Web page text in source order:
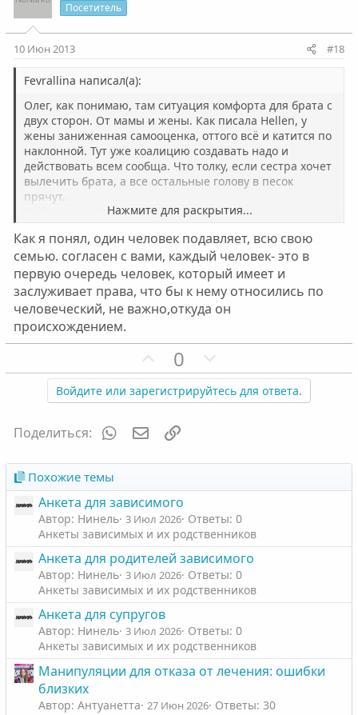
т
ы
й
г
о
л
с
т
ы
й
г
о
л
с
Посетитель
10 Июн 2013 #18
Fevrallina написал(а):
Олег, как понимаю, там ситуация комфорта для брата с
двух сторон. От мамы и жены. Как писала Hellen, у
жены заниженная самооценка, оттого всё и катится по
наклонной. Тут уже коалицию создавать надо и
действовать всем сообща. Что толку, если сестра хочет
вылечить брата, а все остальные голову в песок
прячут.
Hellen, жене брата самой нужна психологическая
пресловутую самооценку. Какая разница из какого
города она приехала, она здесь живёт, работает,
официально замужем, у неё все права. Что она вообще
думает о сыне своём трёхлетнем? Что малыш видит?
Пьяного деда и обдолбанного отца?
Нажмите для раскрытия...
Как я понял, один человек подавляет, всю свою
семью. согласен с вами, каждый человек- это в
первую очередь человек, который имеет и
заслуживает права, что бы к нему относились по
человеческий, не важно,откуда он
происхождением.
П
о
з
т
в
н
ы
й
г
о
л
о
с
0
е
г
в
н
ы
й
г
о
л
с
Войдите или зарегистрируйтесь для ответа.
Поделиться: WhatsAppЭлектронная почта
Похожие темы
Анкета для зависимого
Автор: Нинель 3 Июл 2026 Ответы: 0
Анкеты зависимых и их родственников
Анкета для родителей зависимого
Автор: Нинель 3 Июл 2026 Ответы: 0
Анкеты зависимых и их родственников
Анкета для супругов
Автор: Нинель 3 Июл 2026 Ответы: 0
Анкеты зависимых и их родственников
Манипуляции для отказа от лечения: ошибки
близких
Автор: Антуанетта 27 Июн 2026 Ответы: 30